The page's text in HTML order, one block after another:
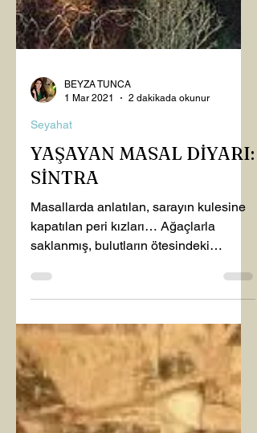
BEYZA TUNCA
1 Mar 2021
2 dakikada okunur
Seyahat
YAŞAYAN MASAL DİYARI:
SİNTRA
Masallarda anlatılan, sarayın kulesine
kapatılan peri kızları… Ağaçlarla
saklanmış, bulutların ötesindeki
şatolar… Tüneller ve...